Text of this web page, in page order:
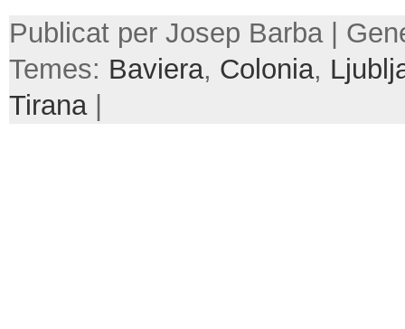
Publicat per Josep Barba |
Temes: Baviera, Colonia,
Tirana|